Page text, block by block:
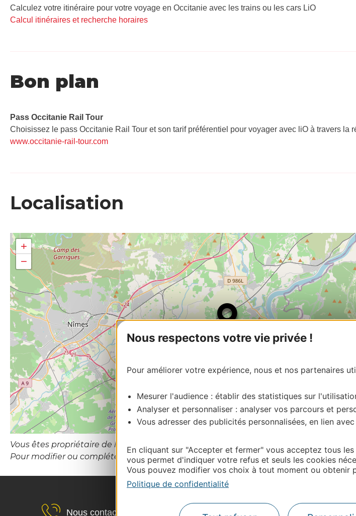
Nous respectons votre vie privée !
Pour améliorer votre expérience, nous et nos partenaires
Mesurer l'audience : établir des statistiques sur
Analyser et personnaliser : analyser vos parcours et
Vous adresser des publicités personnalisées, en lien
En cliquant sur "Accepter et fermer" vous acceptez tous
vous permet d'indiquer votre refus et seuls les cookies
Vous pouvez modifier vos choix à tout moment ou
Politique de confidentialité
Calculez votre itinéraire pour votre voyage en Occitanie avec les trains ou les cars LiO
Calcul itinéraires et recherche horaires
Bon plan
Pass Occitanie Rail Tour​
Choisissez le pass Occitanie Rail Tour et son tarif préférentiel pour voyager avec liO à travers la
www.occitanie-rail-tour.com
Localisation
+
−
Vous êtes propriétaire de l’établissement ou le gestionnaire de cette activité?
Pour modifier ou compléter cette fiche, merci de contacter Gard Tourisme.
Nous contacter